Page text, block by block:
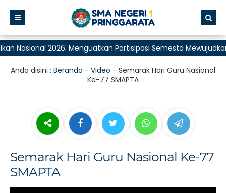
Nasional 2026: Menguatkan Partisipasi Semesta
Anda disini : Beranda - Video - Semarak Hari Guru Nasional
Ke-77 SMAPTA
Semarak Hari Guru Nasional Ke-77
SMAPTA